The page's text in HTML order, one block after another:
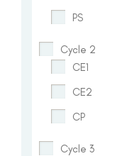
PS
Cycle 2
CE1
CE2
CP
Cycle 3